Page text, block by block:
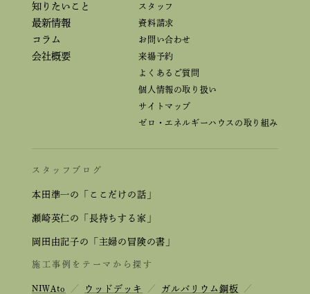
知りたいこと
最新情報
コラム
会社概要
スタッフ
資料請求
お問い合わせ
来場予約
よくあるご質問
個人情報の取り扱い
サイトマップ
ゼロ・エネルギーハウスの取り組み
スタッフブログ
本田準一の「ここだけの話」
瀬崎英仁の「長持ちする家」
岡田由記子の「主婦の冒険の書」
施工事例をテーマから探す
NIWAto ／ ウッドデッキ ／ ガルバリウム鋼板 ／